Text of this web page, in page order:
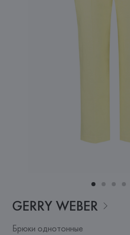
GERRY WEBER
Брюки однотонные